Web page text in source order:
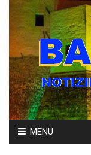
Skip
to
MENU